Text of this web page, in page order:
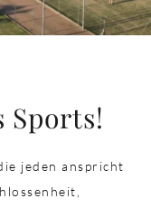
Sports!
jeden anspricht